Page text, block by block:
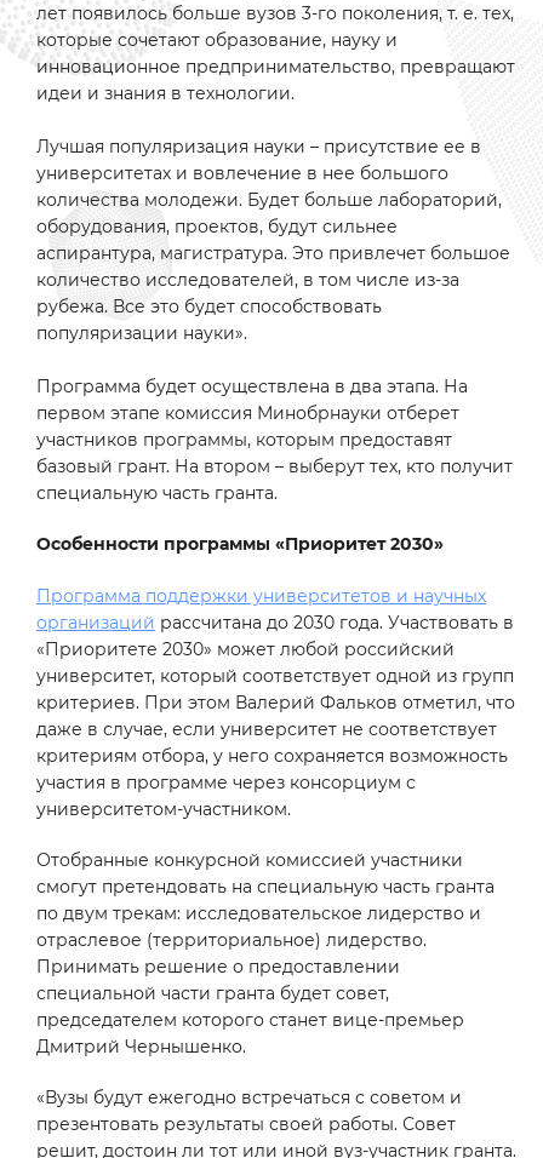
лет появилось больше вузов 3-го поколения, т. е. тех,
которые сочетают образование, науку и
инновационное предпринимательство, превращают
идеи и знания в технологии.
Лучшая популяризация науки – присутствие ее в
университетах и вовлечение в нее большого
количества молодежи. Будет больше лабораторий,
оборудования, проектов, будут сильнее
аспирантура, магистратура. Это привлечет большое
количество исследователей, в том числе из-за
рубежа. Все это будет способствовать
популяризации науки».
Программа будет осуществлена в два этапа. На
первом этапе комиссия Минобрнауки отберет
участников программы, которым предоставят
базовый грант. На втором – выберут тех, кто получит
специальную часть гранта.
Особенности программы «Приоритет 2030»
Программа поддержки университетов и научных
организаций рассчитана до 2030 года. Участвовать в
«Приоритете 2030» может любой российский
университет, который соответствует одной из групп
критериев. При этом Валерий Фальков отметил, что
даже в случае, если университет не соответствует
критериям отбора, у него сохраняется возможность
участия в программе через консорциум с
университетом-участником.
Отобранные конкурсной комиссией участники
смогут претендовать на специальную часть гранта
по двум трекам: исследовательское лидерство и
отраслевое (территориальное) лидерство.
Принимать решение о предоставлении
специальной части гранта будет совет,
председателем которого станет вице-премьер
Дмитрий Чернышенко.
«Вузы будут ежегодно встречаться с советом и
презентовать результаты своей работы. Совет
решит, достоин ли тот или иной вуз-участник гранта.